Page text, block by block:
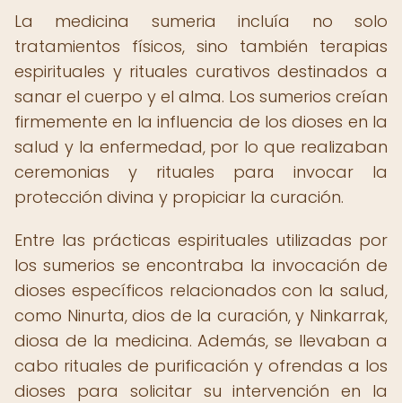
La medicina sumeria incluía no solo
tratamientos físicos, sino también terapias
espirituales y rituales curativos destinados a
sanar el cuerpo y el alma. Los sumerios creían
firmemente en la influencia de los dioses en la
salud y la enfermedad, por lo que realizaban
ceremonias y rituales para invocar la
protección divina y propiciar la curación.
Entre las prácticas espirituales utilizadas por
los sumerios se encontraba la invocación de
dioses específicos relacionados con la salud,
como Ninurta, dios de la curación, y Ninkarrak,
diosa de la medicina. Además, se llevaban a
cabo rituales de purificación y ofrendas a los
dioses para solicitar su intervención en la